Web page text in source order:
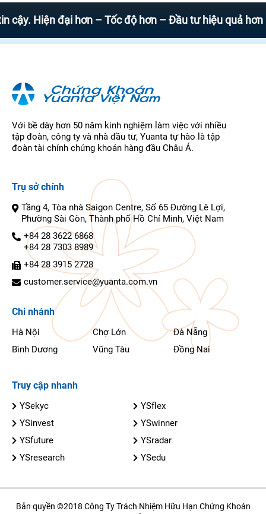
đại hơn – Tốc độ hơn – Đầu tư hiệu quả hơn
Với bề dày hơn 50 năm kinh nghiệm làm việc với nhiều
tập đoàn, công ty và nhà đầu tư, Yuanta tự hào là tập
đoàn tài chính chứng khoán hàng đầu Châu Á.
Trụ sở chính
Tầng 4, Tòa nhà Saigon Centre, Số 65 Đường Lê Lợi,
Phường Sài Gòn, Thành phố Hồ Chí Minh, Việt Nam
+84 28 3622 6868
+84 28 7303 8989
+84 28 3915 2728
customer.service@yuanta.com.vn
Chi nhánh
Hà Nội Chợ Lớn
Đà Nẵng
Bình Dương
Vũng Tàu Đồng Nai
Truy cập nhanh
YSekyc
YSflex
YSinvest
YSwinner
YSfuture
YSradar
YSresearch
YSedu
Bản quyền ©2018 Công Ty Trách Nhiệm Hữu Hạn Chứng Khoán